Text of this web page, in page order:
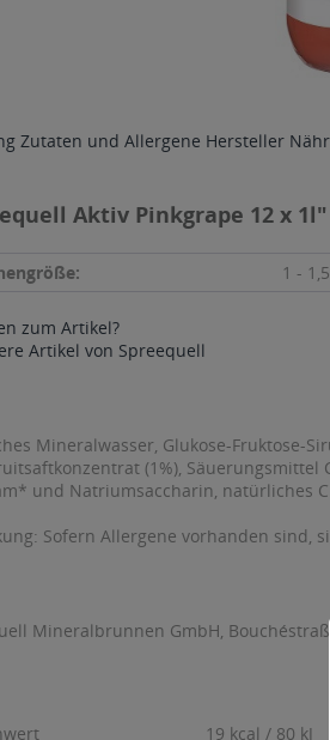
Zutaten und Allergene Hersteller
Aktiv Pinkgrape 12 x 1l"
1 -
zum Artikel?
Artikel von Spreequell
Mineralwasser, Glukose-Fruktose-
(1%),
und Natriumsaccharin, natürliches
Sofern Allergene vorhanden sind,
Mineralbrunnen GmbH,
19 kcal / 80 kJ